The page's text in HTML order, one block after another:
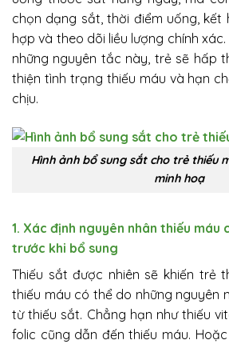
chọn dạng sắt, thời điểm uống, kết
hợp và theo dõi liều lượng chính
những nguyên tắc này, trẻ sẽ hấp
thiện tình trạng thiếu máu và hạn
chịu.
Hình ảnh bổ sung sắt cho trẻ thiếu
minh hoạ
1. Xác định nguyên nhân thiếu
trước khi bổ sung
Thiếu sắt được nhiên sẽ khiến trẻ
thiếu máu có thể do những nguyên
từ thiếu sắt. Chẳng hạn như thiếu
folic cũng dẫn đến thiếu máu.